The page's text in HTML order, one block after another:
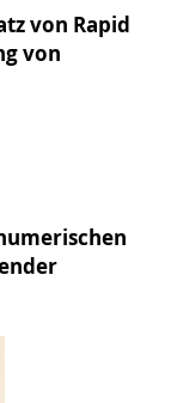
von Rapid
von